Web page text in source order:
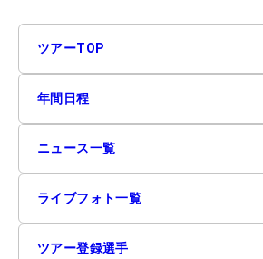
ツアーTOP
年間日程
ニュース一覧
ライブフォト一覧
ツアー登録選手